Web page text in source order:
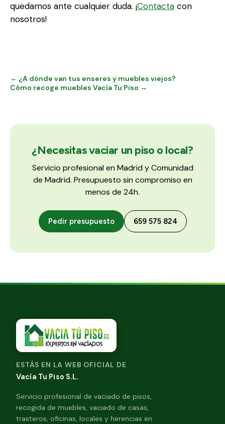
quedamos ante cualquier duda. ¡Contacta con
nosotros!
← ¿A dónde van tus enseres y muebles viejos?
Cómo recoge muebles Vacía Tu Piso →
¿Necesitas vaciar un piso o local?
Servicio profesional en Madrid y Comunidad
de Madrid. Presupuesto sin compromiso en
menos de 24h.
Pedir presupuesto 659 575 824
ESTÁS EN LA WEB OFICIAL DE
Vacía Tu Piso S.L.
Servicio profesional de vaciado de pisos,
recogida de muebles, vaciado de casas,
trasteros, oficinas, locales y herencias en